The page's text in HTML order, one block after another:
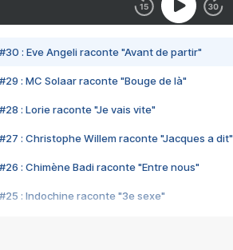
#30 : Eve Angeli raconte "Avant de partir"
#29 : MC Solaar raconte "Bouge de là"
#28 : Lorie raconte "Je vais vite"
#27 : Christophe Willem raconte "Jacques a dit"
#26 : Chimène Badi raconte "Entre nous"
#25 : Indochine raconte "3e sexe"